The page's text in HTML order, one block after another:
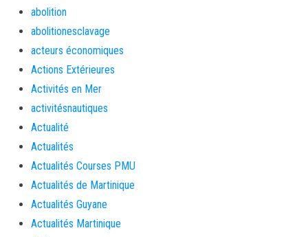
abolition
abolitionesclavage
acteurs économiques
Actions Extérieures
Activités en Mer
activitésnautiques
Actualité
Actualités
Actualités Courses PMU
Actualités de Martinique
Actualités Guyane
Actualités Martinique